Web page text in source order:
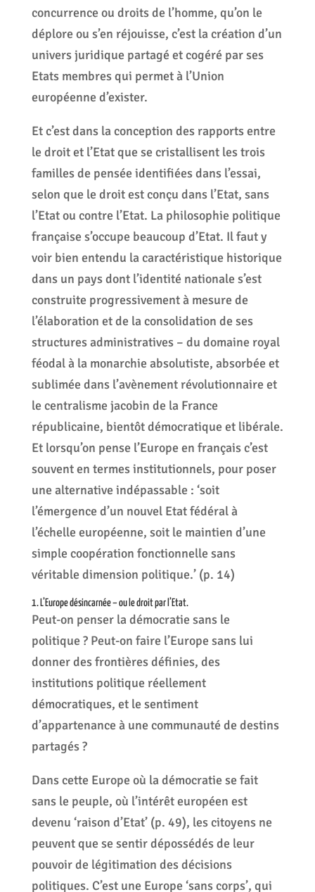
concurrence ou droits de l’homme, qu’on le
déplore ou s’en réjouisse, c’est la création d’un
univers juridique partagé et cogéré par ses
Etats membres qui permet à l’Union
européenne d’exister.
Et c’est dans la conception des rapports entre
le droit et l’Etat que se cristallisent les trois
familles de pensée identifiées dans l’essai,
selon que le droit est conçu dans l’Etat, sans
l’Etat ou contre l’Etat. La philosophie politique
française s’occupe beaucoup d’Etat. Il faut y
voir bien entendu la caractéristique historique
dans un pays dont l’identité nationale s’est
construite progressivement à mesure de
l’élaboration et de la consolidation de ses
structures administratives – du domaine royal
féodal à la monarchie absolutiste, absorbée et
sublimée dans l’avènement révolutionnaire et
le centralisme jacobin de la France
républicaine, bientôt démocratique et libérale.
Et lorsqu’on pense l’Europe en français c’est
souvent en termes institutionnels, pour poser
une alternative indépassable : ‘soit
l’émergence d’un nouvel Etat fédéral à
l’échelle européenne, soit le maintien d’une
simple coopération fonctionnelle sans
véritable dimension politique.’ (p. 14)
1. L’Europe désincarnée – ou le droit par l’Etat.
Peut-on penser la démocratie sans le
politique ? Peut-on faire l’Europe sans lui
donner des frontières définies, des
institutions politique réellement
démocratiques, et le sentiment
d’appartenance à une communauté de destins
partagés ?
Dans cette Europe où la démocratie se fait
sans le peuple, où l’intérêt européen est
devenu ‘raison d’Etat’ (p. 49), les citoyens ne
peuvent que se sentir dépossédés de leur
pouvoir de légitimation des décisions
politiques. C’est une Europe ‘sans corps’, qui